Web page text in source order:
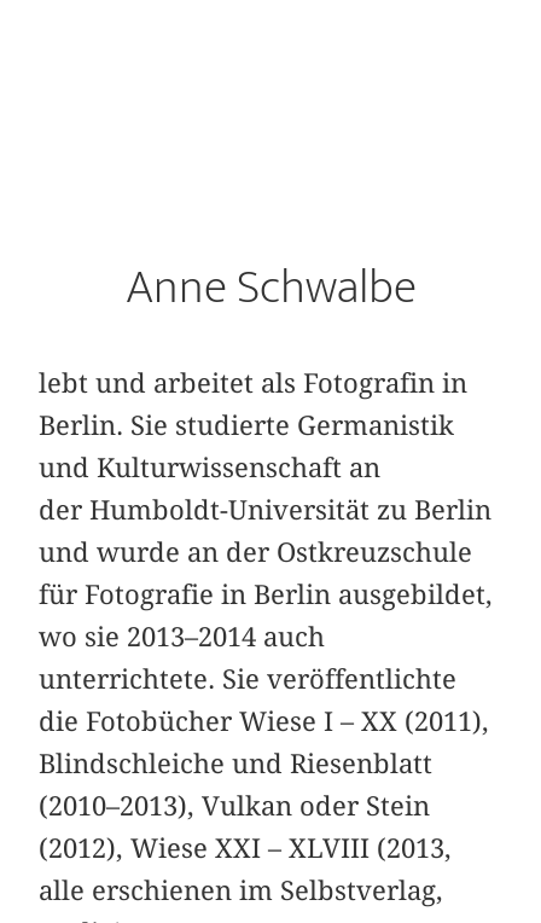
Anne Schwalbe
lebt und arbeitet als Fotografin in
Berlin. Sie studierte Germanistik
und Kulturwissenschaft an
der Humboldt-Universität zu Berlin
und wurde an der Ostkreuzschule
für Fotografie in Berlin ausgebildet,
wo sie 2013–2014 auch
unterrichtete. Sie veröffentlichte
die Fotobücher Wiese I – XX (2011),
Blindschleiche und Riesenblatt
(2010–2013), Vulkan oder Stein
(2012), Wiese XXI – XLVIII (2013,
alle erschienen im Selbstverlag,